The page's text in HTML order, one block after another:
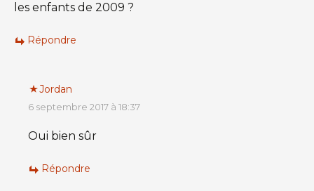
les enfants de 2009 ?
Répondre
Jordan
6 septembre 2017 à 18:37
Oui bien sûr
Répondre